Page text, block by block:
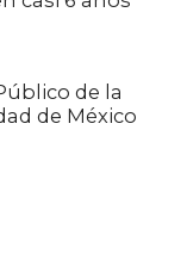
de la
de México